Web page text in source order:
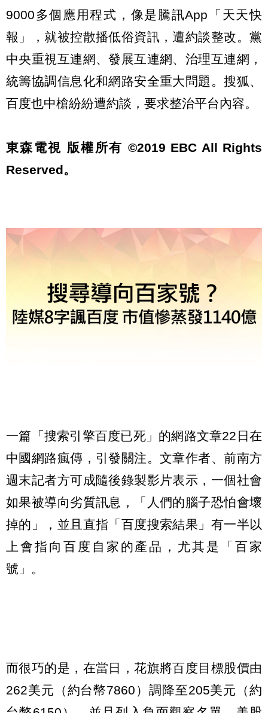
9000多個應用程式，像是騰訊App「天天快
報」，就被控散播低俗資訊，遭約談整改。黨
中央重視互連網、發展互連網、治理互連網，
統籌協調信息化和網路安全重大問題。搜狐、
百度也中槍紛紛遭約談，要求整治平台內容。
東森電視 版權所有 ©2019 EBC All Rights
Reserved。
一篇「搜索引擎百度已死」的網路文章22日在
中國網路瘋傳，引發關注。文章作者、前南方
週末記者方可成隨後錄製影片表示，一個社會
如果被導向劣質訊息，「人們的腦子恐怕會壞
掉的」，並且直指「百度搜索結果」有一半以
上會指向百度自家的產品，尤其是「百家
號」。
而很巧的是，在當日，花旗將百度目標股價由
262美元（約台幣7860）調降至205美元（約